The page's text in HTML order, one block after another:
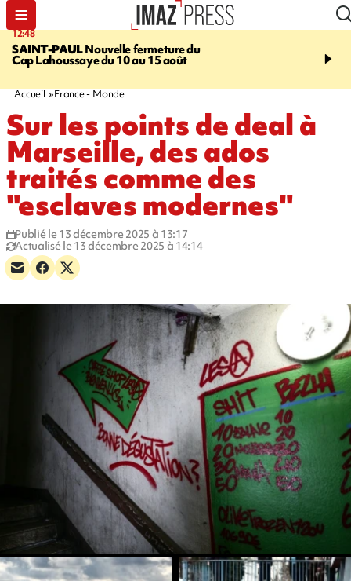
12:48
SAINT-PAULNouvelle fermeture du
Cap Lahoussaye du 10 au 15 août
14:23
massif de migrants, la
Accueil France - Monde
Sur les points de deal à
Marseille, des ados
traités comme des
"esclaves modernes"
Publié le 13 décembre 2025 à 13:17
Actualisé le 13 décembre 2025 à 14:14